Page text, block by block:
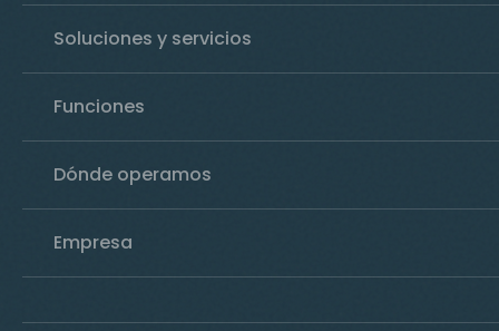
Soluciones y servicios
Funciones
Dónde operamos
Empresa